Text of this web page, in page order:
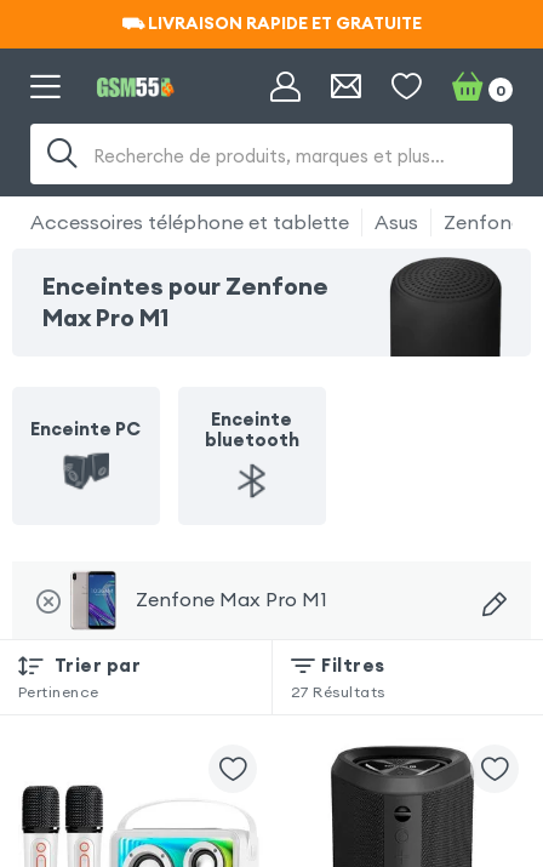
⛟ LIVRAISON RAPIDE ET GRATUITE
⛟ LIVRAISON RAPIDE ET GRATUITE
Recherche de produits, marques et plus…
0
Accessoires téléphone et tablette Asus Zenfone
Enceintes pour Zenfone
Max Pro M1
Enceinte PC
Enceinte
bluetooth
Zenfone Max Pro M1
Trier par
Pertinence
Filtres
27 Résultats